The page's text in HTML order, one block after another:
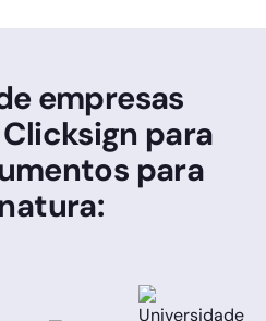
empresas
para
para